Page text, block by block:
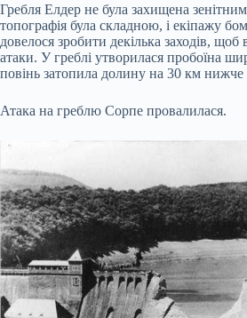
Гребля Елдер не була захищена
топографія була складною, і екіпажу
довелося зробити декілька заходів,
атаки. У греблі утворилася пробоїна
повінь затопила долину на 30 км нижче
Атака на греблю Сорпе провалилася.